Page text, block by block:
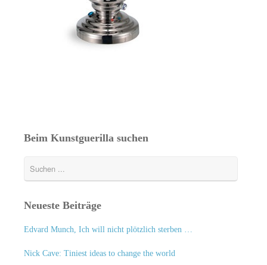
Beim Kunstguerilla suchen
Neueste Beiträge
Edvard Munch, Ich will nicht plötzlich sterben …
Nick Cave: Tiniest ideas to change the world